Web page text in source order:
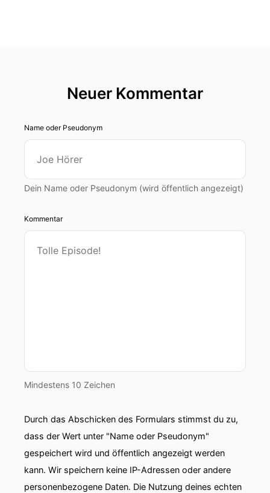
Neuer Kommentar
Name oder Pseudonym
Dein Name oder Pseudonym (wird öffentlich angezeigt)
Kommentar
Mindestens 10 Zeichen
Durch das Abschicken des Formulars stimmst du zu,
dass der Wert unter "Name oder Pseudonym"
gespeichert wird und öffentlich angezeigt werden
kann. Wir speichern keine IP-Adressen oder andere
personenbezogene Daten. Die Nutzung deines echten